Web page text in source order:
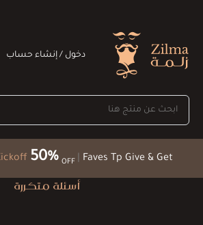
50% OFF Faves Tp Give & Get
دخول / إنشاء حساب
أسئلة متكررة